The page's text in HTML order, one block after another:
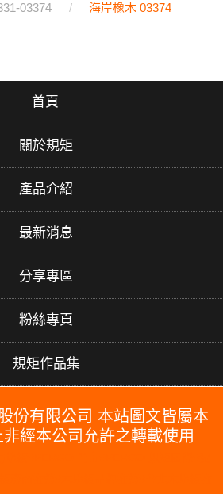
03374
海岸橡木 03374
首頁
關於規矩
產品介紹
最新消息
分享專區
粉絲專頁
規矩作品集
份有限公司 本站圖文皆屬本
經本公司允許之轉載使用